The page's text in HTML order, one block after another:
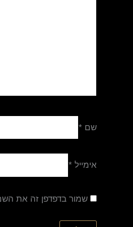
שם *
אימייל *
שמור בדפדפן זה את